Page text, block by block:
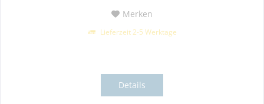
Merken
Lieferzeit 2-5 Werktage
Details